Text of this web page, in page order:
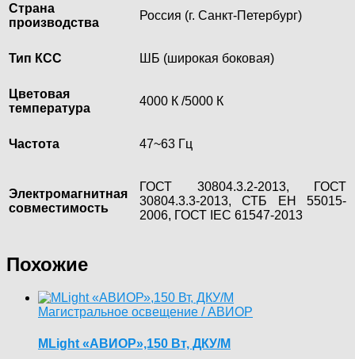
Страна
производства
Россия (г. Санкт-Петербург)
Тип КСС ШБ (широкая боковая)
Цветовая
температура
4000 К /5000 К
Частота 47~63 Гц
Электромагнитная
совместимость
ГОСТ 30804.3.2-2013, ГОСТ
30804.3.3-2013, СТБ ЕН 55015-
2006, ГОСТ IEC 61547-2013
Похожие
Магистральное освещение / АВИОР
MLight «АВИОР»,150 Вт, ДКУ/М